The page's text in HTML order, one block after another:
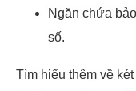
Ngăn chứa
số.
Tìm hiểu thêm về